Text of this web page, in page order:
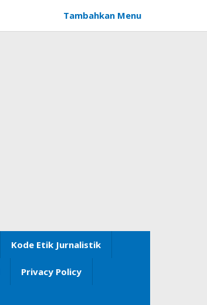
Tambahkan Menu
Kode Etik Jurnalistik
Privacy Policy